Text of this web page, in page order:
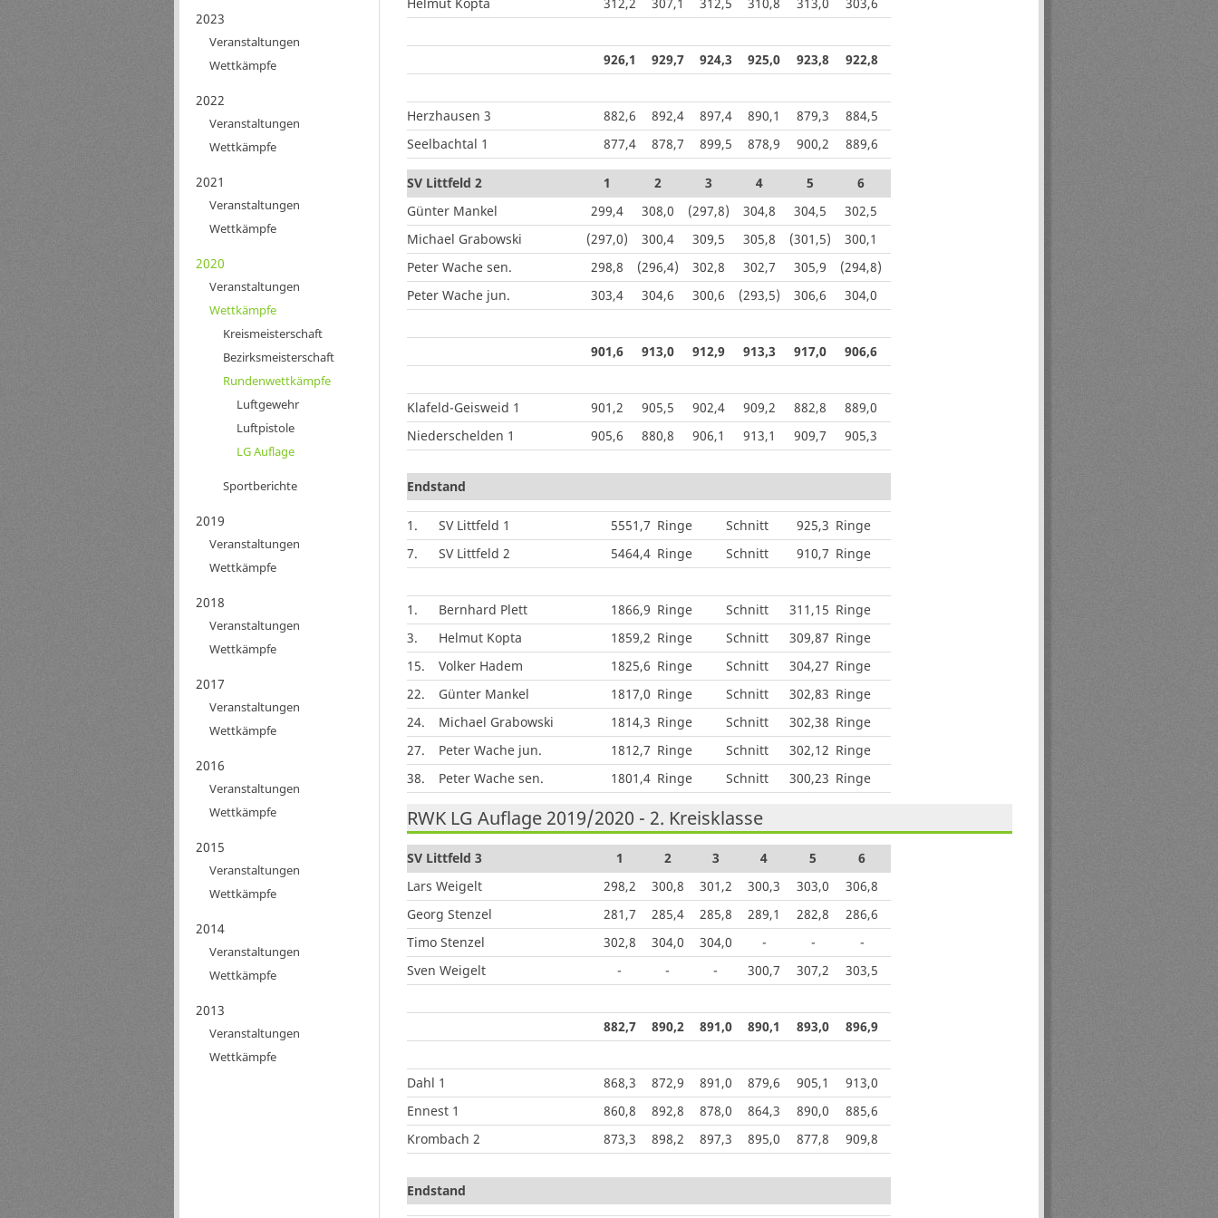
926,1 929,7 924,3 925,0 923,8 922,8
Herzhausen 3 882,6 892,4 897,4 890,1 879,3
884,5
Seelbachtal 1
877,4 878,7 899,5 878,9 900,2 889,6
SV Littfeld 2 1 2 3 4 5
6
Günter Mankel
299,4 308,0 (297,8) 304,8 304,5
302,5
Michael Grabowski
(297,0) 300,4 309,5 305,8 (301,5)
300,1
Peter Wache sen.
298,8 (296,4) 302,8 302,7 305,9
(294,8)
Peter Wache jun.
303,4 304,6 300,6 (293,5) 306,6 304,0
901,6 913,0 912,9 913,3 917,0 906,6
Klafeld-Geisweid 1 901,2 905,5 902,4 909,2 882,8
889,0
Niederschelden 1
905,6 880,8 906,1 913,1 909,7 905,3
Endstand
1. SV Littfeld 1 5551,7 Ringe Schnitt 925,3 Ringe
7.
SV Littfeld 2 5464,4 Ringe Schnitt 910,7 Ringe
1. Bernhard Plett 1866,9 Ringe Schnitt 311,15 Ringe
3.
Helmut Kopta 1859,2 Ringe Schnitt 309,87 Ringe
15.
Volker Hadem 1825,6 Ringe Schnitt 304,27 Ringe
22.
Günter Mankel 1817,0 Ringe Schnitt 302,83 Ringe
24.
Michael Grabowski 1814,3 Ringe Schnitt 302,38 Ringe
27.
Peter Wache jun. 1812,7 Ringe Schnitt 302,12 Ringe
38.
Peter Wache sen. 1801,4 Ringe Schnitt 300,23 Ringe
RWK LG Auflage 2019/2020 - 2. Kreisklasse
SV Littfeld 3 1 2 3 4 5
6
Lars Weigelt
298,2 300,8 301,2 300,3 303,0
306,8
Georg Stenzel
281,7 285,4 285,8 289,1 282,8
286,6
Timo Stenzel
302,8 304,0 304,0 - -
-
Sven Weigelt
- - - 300,7 307,2 303,5
882,7 890,2 891,0 890,1 893,0 896,9
Dahl 1 868,3 872,9 891,0 879,6 905,1
913,0
Ennest 1
860,8 892,8 878,0 864,3 890,0
885,6
Krombach 2
873,3 898,2 897,3 895,0 877,8 909,8
Endstand
2023
Veranstaltungen
Wettkämpfe
2022
Veranstaltungen
Wettkämpfe
2021
Veranstaltungen
Wettkämpfe
2020
Veranstaltungen
Wettkämpfe
Kreismeisterschaft
Bezirksmeisterschaft
Rundenwettkämpfe
Luftgewehr
Luftpistole
LG Auflage
Sportberichte
2019
Veranstaltungen
Wettkämpfe
2018
Veranstaltungen
Wettkämpfe
2017
Veranstaltungen
Wettkämpfe
2016
Veranstaltungen
Wettkämpfe
2015
Veranstaltungen
Wettkämpfe
2014
Veranstaltungen
Wettkämpfe
2013
Veranstaltungen
Wettkämpfe